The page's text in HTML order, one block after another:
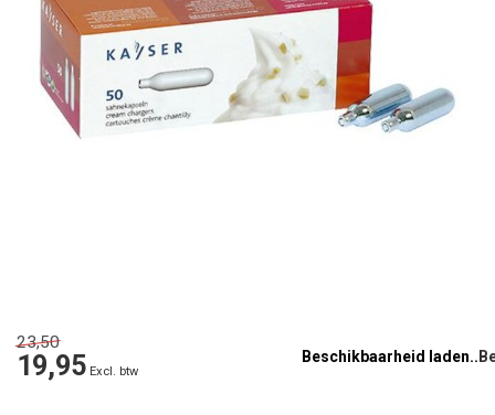
23,50
19,95 Excl. btw
Beschikbaarheid laden..